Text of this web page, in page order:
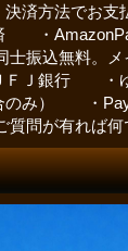
決済方法でお
済 ・
士振込無料。
Ｊ銀行 ・
合のみ） ・
が有れば何